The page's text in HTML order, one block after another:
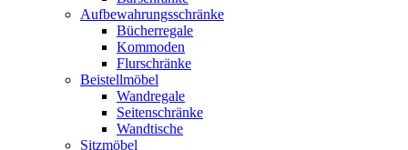
Aufbewahrungsschränke
Bücherregale
Kommoden
Flurschränke
Beistellmöbel
Wandregale
Seitenschränke
Wandtische
Sitzmöbel